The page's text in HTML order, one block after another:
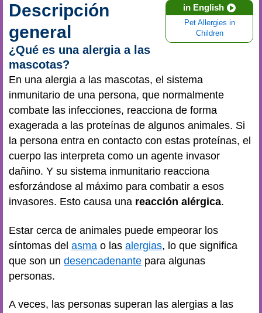
in English
Pet Allergies in
Children
Descripción
general
¿Qué es una alergia a las
mascotas?
En una alergia a las mascotas, el sistema
inmunitario de una persona, que normalmente
combate las infecciones, reacciona de forma
exagerada a las proteínas de algunos animales. Si
la persona entra en contacto con estas proteínas, el
cuerpo las interpreta como un agente invasor
dañino. Y su sistema inmunitario reacciona
esforzándose al máximo para combatir a esos
invasores. Esto causa una reacción alérgica.
Estar cerca de animales puede empeorar los
síntomas del asma o las alergias, lo que significa
que son un desencadenante para algunas
personas.
A veces, las personas superan las alergias a las